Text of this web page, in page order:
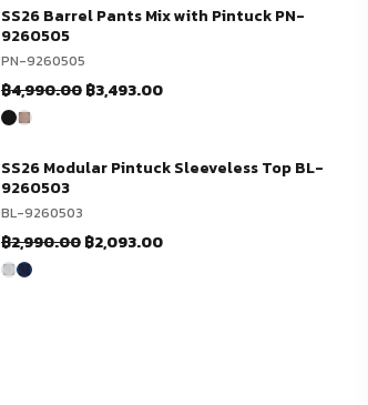
฿3,290.00.฿2,303.00.
-30% ช้อปเลย
SS26 Barrel Pants Mix with Pintuck PN-
9260505
PN-9260505
฿4,990.00Original
฿4,990.00.
฿3,493.00Current
฿3,493.00.
-30% ช้อปเลย
SS26 Modular Pintuck Sleeveless Top BL-
9260503
BL-9260503
฿2,990.00Original
฿2,093.00Current